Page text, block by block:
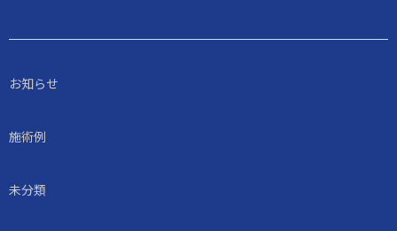
お知らせ
施術例
未分類